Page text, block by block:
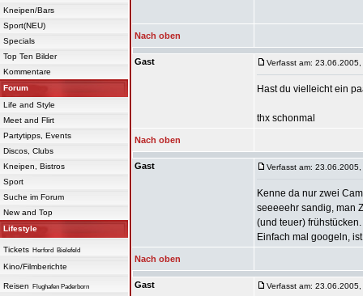
Kneipen/Bars
Sport(NEU)
Specials
Top Ten Bilder
Kommentare
Forum
Life and Style
Meet and Flirt
Partytipps, Events
Discos, Clubs
Kneipen, Bistros
Sport
Suche im Forum
New and Top
Lifestyle
Tickets Herford Bielefeld
Kino/Filmberichte
Reisen Flughafen Paderborn
Nach oben
Gast Verfasst am:
Hast du vielleicht ein
thx schonmal
Nach oben
Gast Verfasst am:
Kenne da nur zwei
seeeeehr sandig, man
(und teuer) frühstücken.
Einfach mal googeln,
Nach oben
Gast Verfasst am: